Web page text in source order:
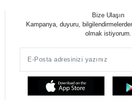
Bize Ulaşın
Kampanya, duyuru,
olmak istiyorum.